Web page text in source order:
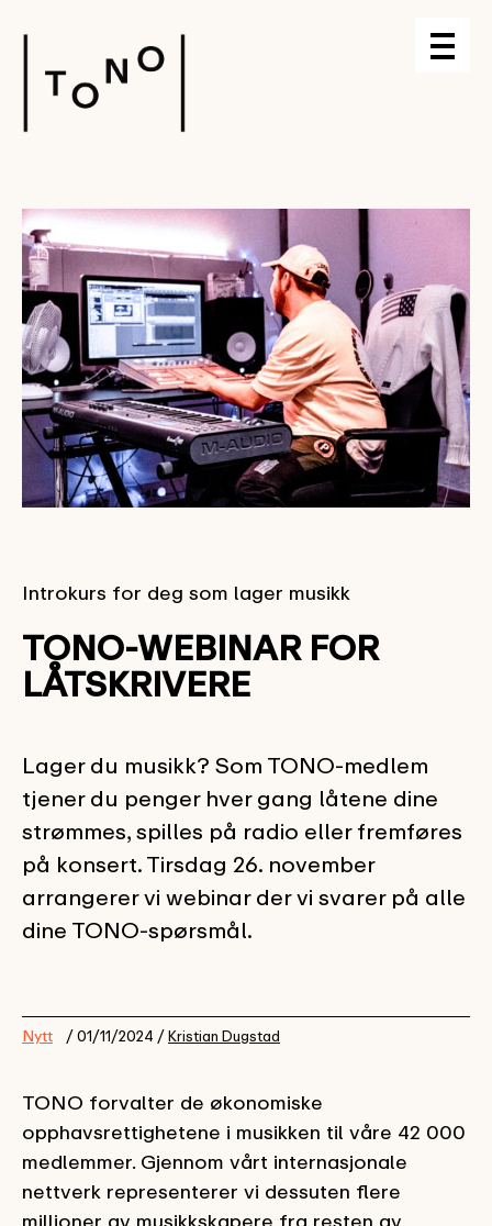
Introkurs for deg som lager musikk
TONO-WEBINAR FOR
LÅTSKRIVERE
Lager du musikk? Som TONO-medlem
tjener du penger hver gang låtene dine
strømmes, spilles på radio eller fremføres
på konsert. Tirsdag 26. november
arrangerer vi webinar der vi svarer på alle
dine TONO-spørsmål.
Nytt / 01/11/2024 /Kristian Dugstad
TONO forvalter de økonomiske
opphavsrettighetene i musikken til våre 42 000
medlemmer. Gjennom vårt internasjonale
nettverk representerer vi dessuten flere
millioner av musikkskapere fra resten av